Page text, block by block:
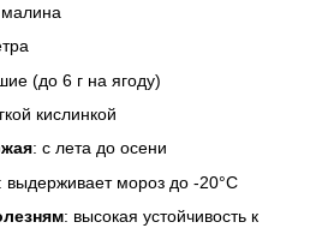
(до 6 г на ягоду)
кислинкой
: с лета до осени
: выдерживает мороз до -20°C
: высокая устойчивость к